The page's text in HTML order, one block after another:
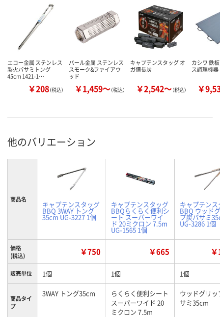
エコー金属 ステンレス
製火バサミトング
45cm 1421-1…
￥208（税込）
パール金属 ステンレス
スモーク&ファイアウ
ッド
￥1,459～（税込）
キャプテンスタッグ オ
ガ備長炭
￥2,542～（税込）
カシワ 鉄
ス調理機器
￥
他のバリエーション
商品名
キャプテンスタッグ
BBQ 3WAY トング
35cm UG-3227 1個
キャプテンスタッグ
BBQらくらく便利シ
ート スーパーワイ
ド 20ミクロン 7.5m
UG-1565 1個
キャプテン
BBQ ウッド
プ炭バサミ
UG-3286 1個
価格
(税込)
￥750 ￥665
販売単位 1個 1個 1個
商品タイ
プ
3WAY トング35cm
らくらく便利シート
スーパーワイド 20
ミクロン 7.5m
ウッドグリ
サミ35cm